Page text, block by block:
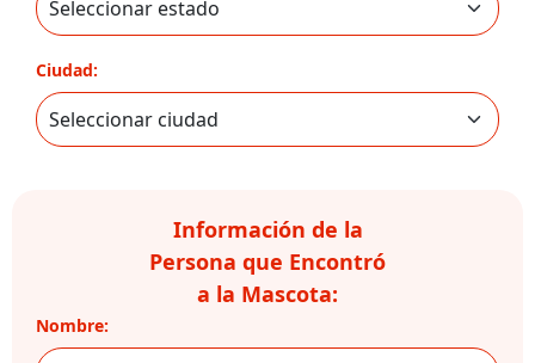
Ciudad:
Información de la
Persona que Encontró
a la Mascota:
Nombre: